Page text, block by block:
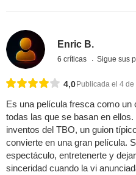
Enric B.
6 críticas Sigue sus
4,0 Publicada el 4
Es una película fresca como
todas las que se basan en
inventos del TBO, un guion
convierte en una gran película.
espectáculo, entretenerte y
sinceridad cuando la vi